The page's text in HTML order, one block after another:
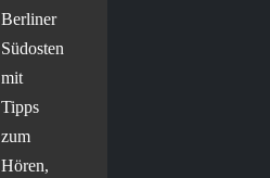
Berliner
Südosten
mit
Tipps
zum
Hören,